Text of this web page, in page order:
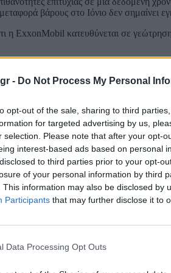
- Do Not Process My Personal
opt-out of the sale, sharing to third
for targeted advertising by us,
selection. Please note that after your opt-
interest-based ads based on personal
to third parties prior to your opt-
of your personal information by third
This information may also be disclosed by
Participants that may further disclose it to
Data Processing Opt Outs
βάρους στο Ιόνιο δεν σημαίνει
η ExxonMobil κατευθύνεται σε γεώτρηση
υποστηρίζοντας ότι η
αυτήν. Σύμφωνα με τον υπουργό, η
ένα πιο ανθεκτικό ενεργειακό
υπέρ μιας «ρεαλιστικής πράσινης
επιβαρύνει υπέρμετρα επιχειρήσεις
όπως το ETS 2, ώστε να
ο υπουργός τον χαρακτήρισε έργο με
να μετατρέψει τη χώρα σε βασική
αξιοποιήσει ταυτόχρονα όλα τα
– με στόχο μεγαλύτερη ενεργειακή
στον παγκόσμιο ανταγωνισμό
αντιμετωπίζει η Ευρώπη στον τομέα